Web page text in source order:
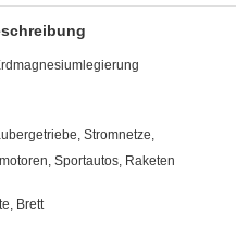
Stromnetze,
Sportautos, Raketen
Brett